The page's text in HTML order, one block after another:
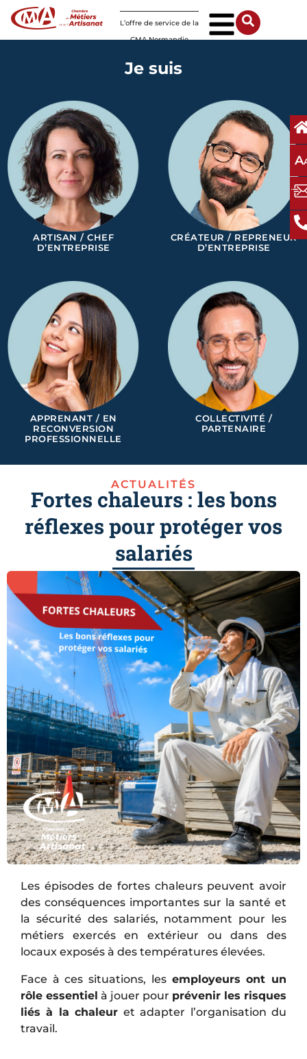
L’offre de service de la
CMA Normandie
A
Je suis
ARTISAN / CHEF
D’ENTREPRISE
CRÉATEUR / REPRENEUR
D’ENTREPRISE
APPRENANT / EN
RECONVERSION
PROFESSIONNELLE
COLLECTIVITÉ /
PARTENAIRE
ACTUALITÉS
Fortes chaleurs : les bons
réflexes pour protéger vos
salariés
Les épisodes de fortes chaleurs peuvent avoir
des conséquences importantes sur la santé et
la sécurité des salariés, notamment pour les
métiers exercés en extérieur ou dans des
locaux exposés à des températures élevées.
Face à ces situations, les employeurs ont un
rôle essentiel à jouer pour prévenir les risques
liés à la chaleur et adapter l’organisation du
travail.
Panneau de gestion des cookies